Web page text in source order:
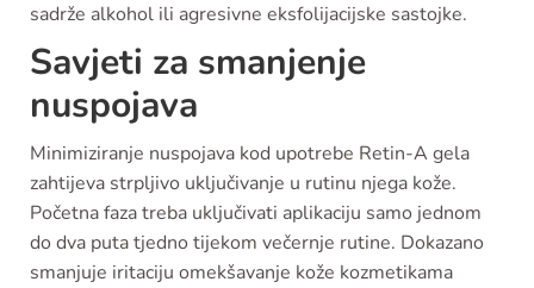
sadrže alkohol ili agresivne eksfolijacijske sastojke.
Savjeti za smanjenje
nuspojava
Minimiziranje nuspojava kod upotrebe Retin-A gela
zahtijeva strpljivo uključivanje u rutinu njega kože.
Početna faza treba uključivati aplikaciju samo jednom
do dva puta tjedno tijekom večernje rutine. Dokazano
smanjuje iritaciju omekšavanje kože kozmetikama